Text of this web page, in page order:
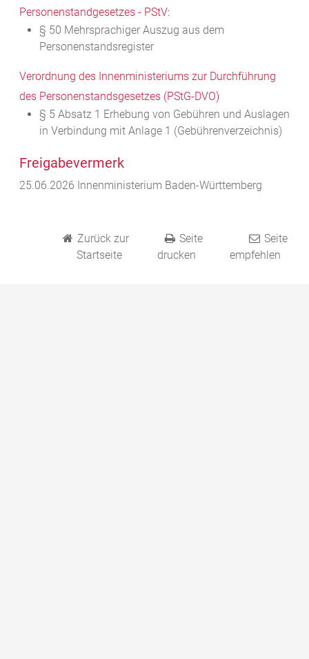
Personenstandgesetzes - PStV:
§ 50 Mehrsprachiger Auszug aus dem
Personenstandsregister
Verordnung des Innenministeriums zur Durchführung
des Personenstandsgesetzes (PStG-DVO)
§ 5 Absatz 1 Erhebung von Gebühren und Auslagen
in Verbindung mit Anlage 1 (Gebührenverzeichnis)
Freigabevermerk
25.06.2026 Innenministerium Baden-Württemberg
Zurück zur
Startseite
Seite
drucken
Seite
empfehlen